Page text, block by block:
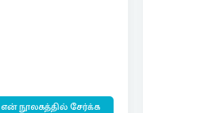
என் நூலகத்தில் சேர்க்க